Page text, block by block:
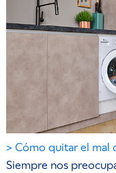
Cómo quitar el mal
Siempre nos